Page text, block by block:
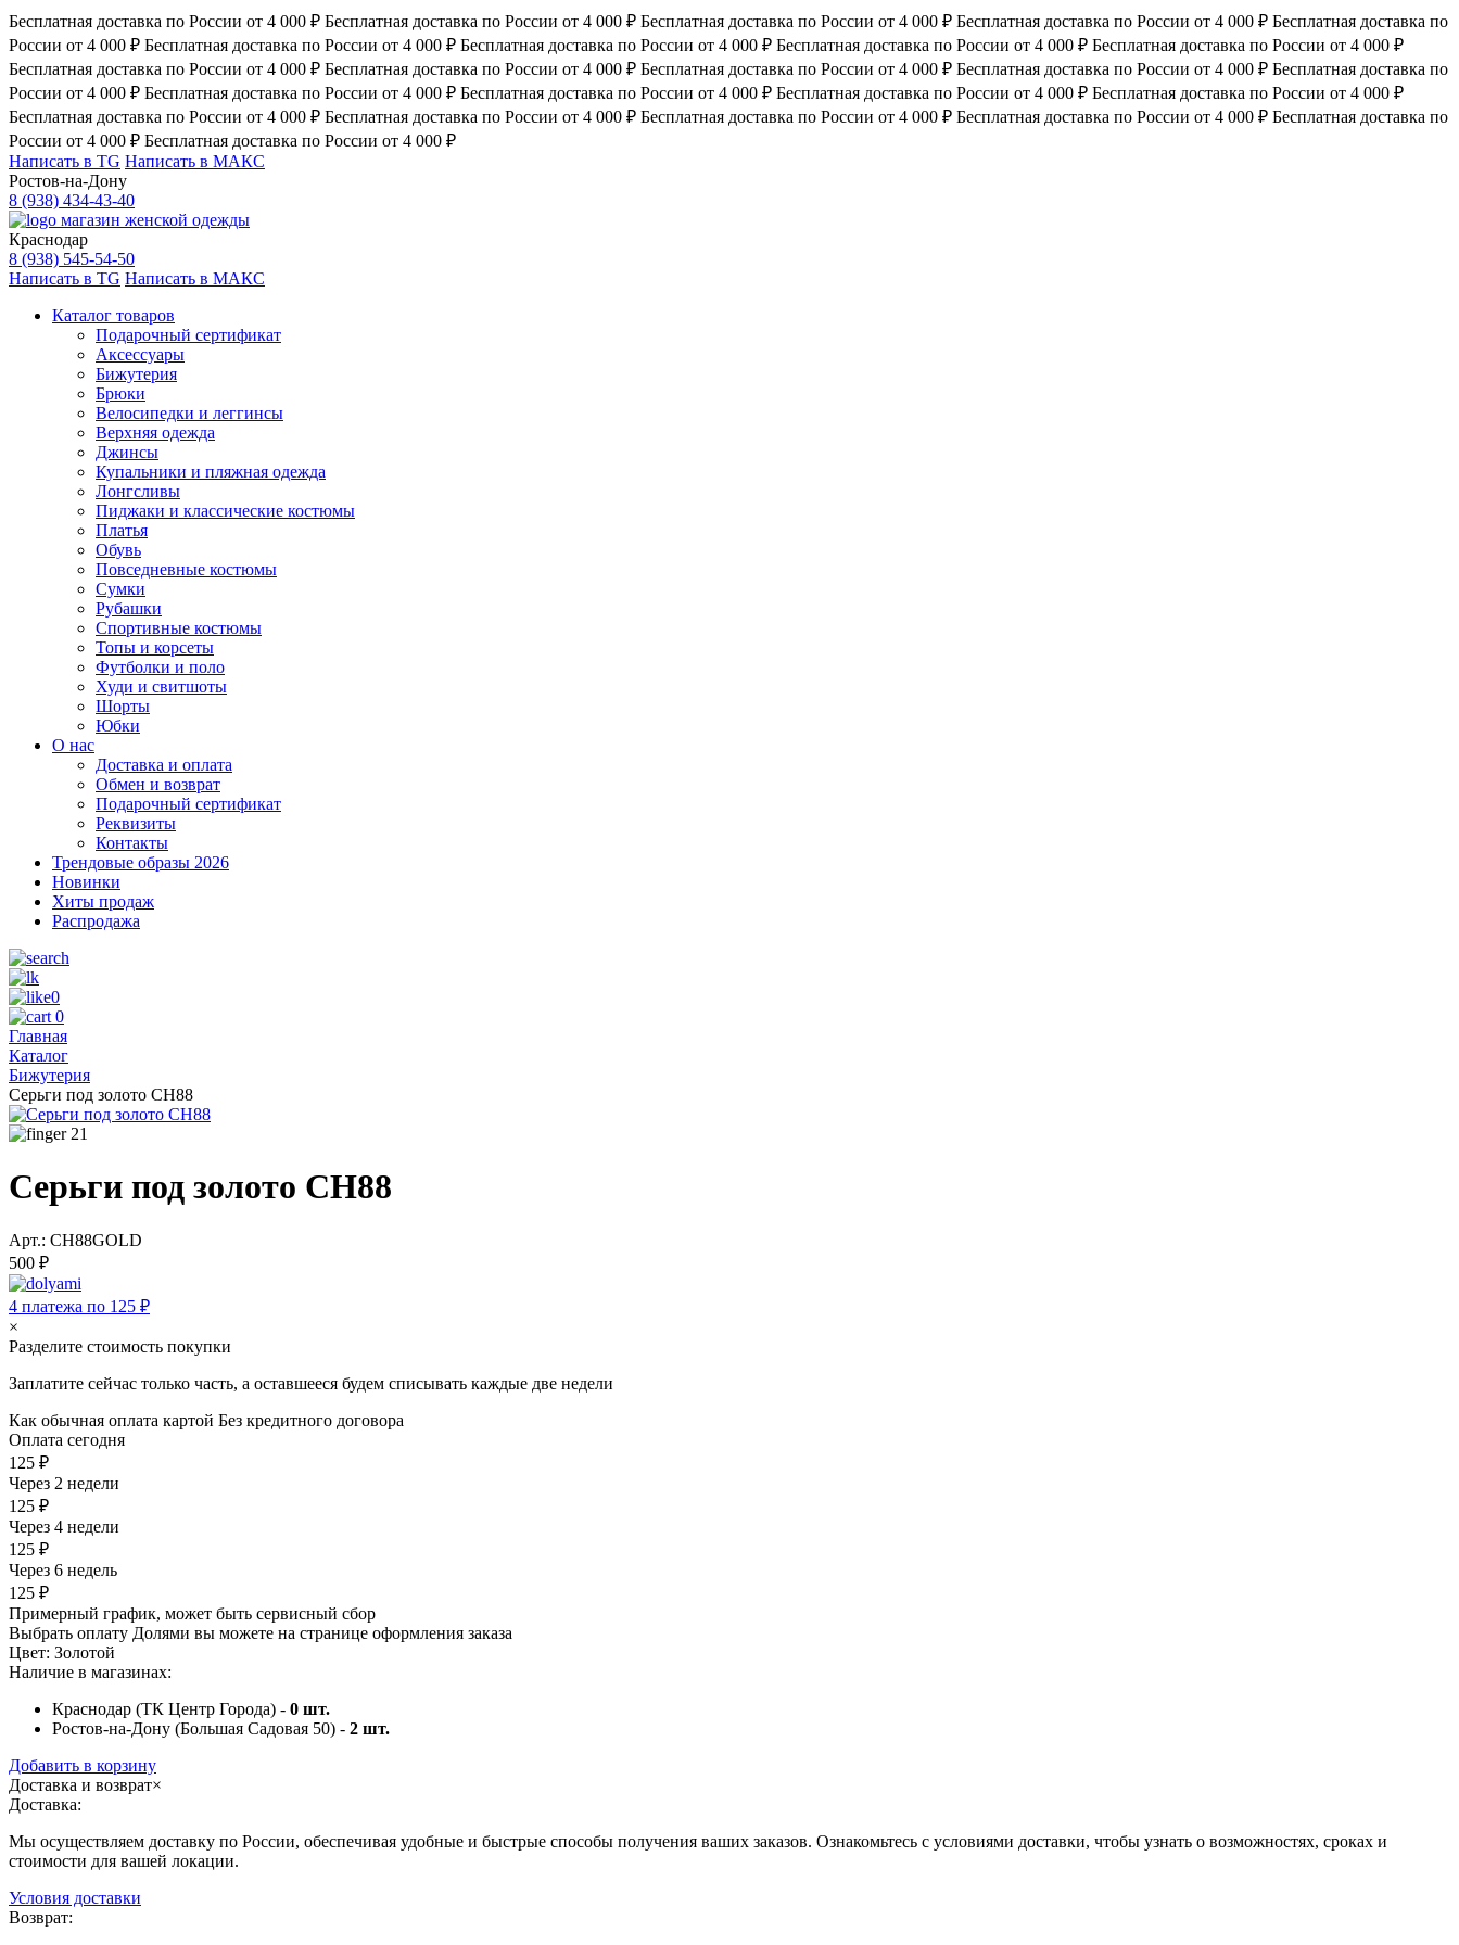
Бесплатная доставка по России от 4 000 ₽ Бесплатная доставка по России от 4 000 ₽ Бесплатная доставка по России от 4 000 ₽ Бесплатная доставка по России от 4 000 ₽ Бесплатная доставка по
России от 4 000 ₽ Бесплатная доставка по России от 4 000 ₽ Бесплатная доставка по России от 4 000 ₽ Бесплатная доставка по России от 4 000 ₽ Бесплатная доставка по России от 4 000 ₽
Бесплатная доставка по России от 4 000 ₽ Бесплатная доставка по России от 4 000 ₽ Бесплатная доставка по России от 4 000 ₽ Бесплатная доставка по России от 4 000 ₽ Бесплатная доставка по
России от 4 000 ₽ Бесплатная доставка по России от 4 000 ₽ Бесплатная доставка по России от 4 000 ₽ Бесплатная доставка по России от 4 000 ₽ Бесплатная доставка по России от 4 000 ₽
Бесплатная доставка по России от 4 000 ₽ Бесплатная доставка по России от 4 000 ₽ Бесплатная доставка по России от 4 000 ₽ Бесплатная доставка по России от 4 000 ₽ Бесплатная доставка по
России от 4 000 ₽ Бесплатная доставка по России от 4 000 ₽
Написать в TG Написать в МАКС
Ростов-на-Дону
8 (938) 434-43-40
магазин женской одежды
Краснодар
8 (938) 545-54-50
Написать в TG Написать в МАКС
Каталог товаров
Подарочный сертификат
Аксессуары
Бижутерия
Брюки
Велосипедки и леггинсы
Верхняя одежда
Джинсы
Купальники и пляжная одежда
Лонгсливы
Пиджаки и классические костюмы
Платья
Обувь
Повседневные костюмы
Сумки
Рубашки
Спортивные костюмы
Топы и корсеты
Футболки и поло
Худи и свитшоты
Шорты
Юбки
О нас
Доставка и оплата
Обмен и возврат
Подарочный сертификат
Реквизиты
Контакты
Трендовые образы 2026
Новинки
Хиты продаж
Распродажа
0
0
Главная
Каталог
Бижутерия
Серьги под золото CH88
21
Серьги под золото CH88
Арт.: CH88GOLD
500 ₽
4 платежа по 125 ₽
×
Разделите стоимость покупки
Заплатите сейчас только часть, а оставшееся будем списывать каждые две недели
Как обычная оплата картой Без кредитного договора
Оплата сегодня
125 ₽
Через 2 недели
125 ₽
Через 4 недели
125 ₽
Через 6 недель
125 ₽
Примерный график, может быть сервисный сбор
Выбрать оплату Долями вы можете на странице оформления заказа
Цвет: Золотой
Наличие в магазинах:
Краснодар (ТК Центр Города) - 0 шт.
Ростов-на-Дону (Большая Садовая 50) - 2 шт.
Добавить в корзину
Доставка и возврат×
Доставка:
Мы осуществляем доставку по России, обеспечивая удобные и быстрые способы получения ваших заказов. Ознакомьтесь с условиями доставки, чтобы узнать о возможностях, сроках и
стоимости для вашей локации.
Условия доставки
Возврат: